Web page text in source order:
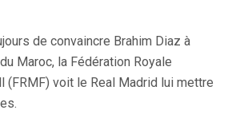
de convaincre Brahim Diaz à
Maroc, la Fédération Royale
(FRMF) voit le Real Madrid lui mettre